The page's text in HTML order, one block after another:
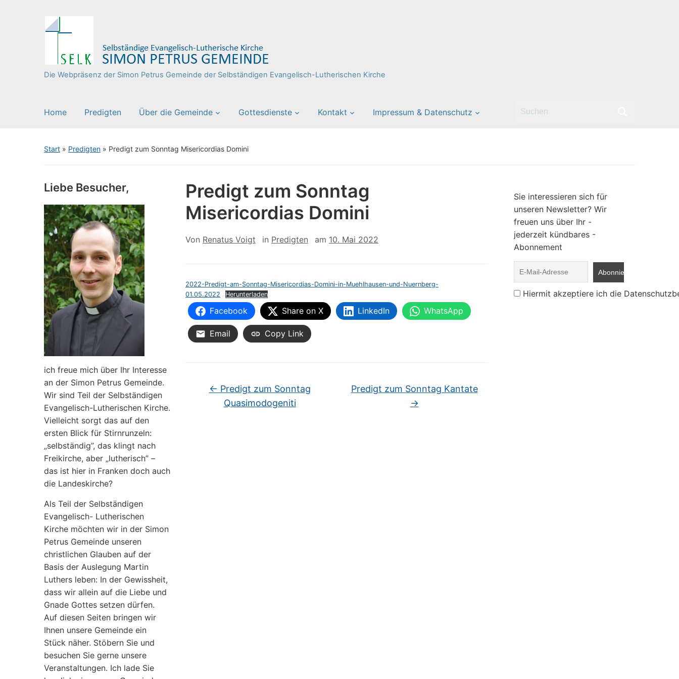
Die Webpräsenz der Simon Petrus Gemeinde der Selbständigen Evangelisch-Lutherischen Kirche
Home Predigten Über die Gemeinde Gottesdienste Kontakt Impressum & Datenschutz
Search
Start » Predigten » Predigt zum Sonntag Misericordias Domini
Liebe Besucher,
ich freue mich über Ihr Interesse
an der Simon Petrus Gemeinde.
Wir sind Teil der Selbständigen
Evangelisch-Lutherischen Kirche.
Vielleicht sorgt das auf den
ersten Blick für Stirnrunzeln:
„selbständig”, das klingt nach
Freikirche, aber „lutherisch” –
das ist hier in Franken doch auch
die Landeskirche?
Als Teil der Selbständigen
Evangelisch- Lutherischen
Kirche möchten wir in der Simon
Petrus Gemeinde unseren
christlichen Glauben auf der
Basis der Auslegung Martin
Luthers leben: In der Gewissheit,
dass wir allein auf die Liebe und
Gnade Gottes setzen dürfen.
Auf diesen Seiten bringen wir
Ihnen unsere Gemeinde ein
Stück näher. Stöbern Sie und
besuchen Sie gerne unsere
Veranstaltungen. Ich lade Sie
Predigt zum Sonntag
Misericordias Domini
Von Renatus Voigt in Predigten am 10. Mai 2022
2022-Predigt-am-Sonntag-Misericordias-Domini-in-Muehlhausen-und-Nuernberg-
01.05.2022
Herunterladen
Facebook Share on X LinkedIn WhatsApp
Email Copy Link
← Predigt zum Sonntag
Quasimodogeniti
Predigt zum Sonntag Kantate
→
Sie interessieren sich für
unseren Newsletter? Wir
freuen uns über Ihr -
jederzeit kündbares -
Abonnement
Hiermit akzeptiere ich die